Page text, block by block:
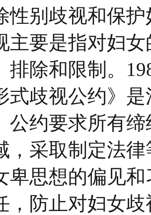
性别歧视和保
主要是指对妇
排除和限制。
式歧视公约》
公约要求所有
，采取制定法
卑思想的偏见
，防止对妇女